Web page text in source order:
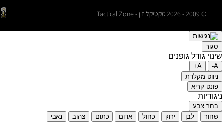
© 2009 - 2026 טקטיקל זון - Tactical Zone
סגור
שינוי גודל גופנים
A-
A+
ניווט מקלדת
פונט קריא
ניגודיות
בחר צבע
שחור
לבן ירוק כחול אדום כתום צהוב נאבי